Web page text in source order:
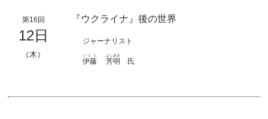
第16回
12日
（木）
『ウクライナ』後の世界
ジャーナリスト
伊藤
いとう
芳明
よしあき
氏